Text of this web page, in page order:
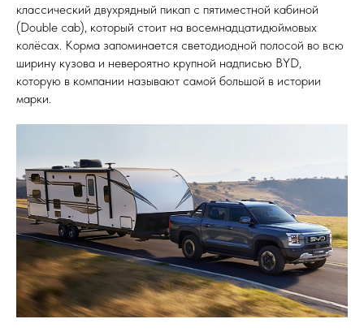
классический двухрядный пикап с пятиместной кабиной
(Double cab), который стоит на восемнадцатидюймовых
колёсах. Корма запоминается светодиодной полосой во всю
ширину кузова и невероятно крупной надписью BYD,
которую в компании называют самой большой в истории
марки.